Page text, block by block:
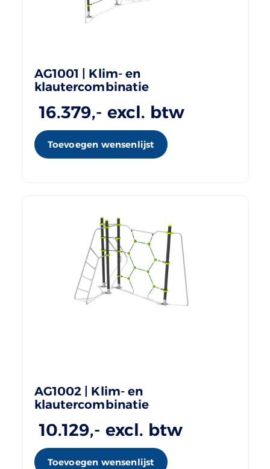
AG1001 | Klim- en
klautercombinatie
16.379,- excl. btw
Toevoegen wensenlijst
AG1002 | Klim- en
klautercombinatie
10.129,- excl. btw
Toevoegen wensenlijst